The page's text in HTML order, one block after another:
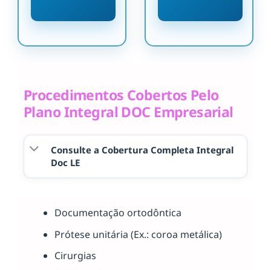
Procedimentos Cobertos Pelo
Plano Integral DOC Empresarial
Consulte a Cobertura Completa Integral
Doc LE
Documentação ortodôntica
Prótese unitária (Ex.: coroa metálica)
Cirurgias